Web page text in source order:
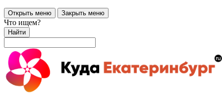
Открыть меню Закрыть меню
Что ищем?
Найти